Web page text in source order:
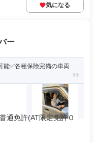
気になる
ー
能✅各種保険完備の車両
通免許(AT限定免許Ｏ